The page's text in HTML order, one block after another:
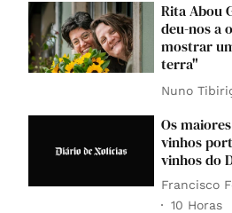
Rita Abou
deu-nos a
mostrar
terra"
Nuno
Os
vinhos
vinhos do
Francisco
10 Horas